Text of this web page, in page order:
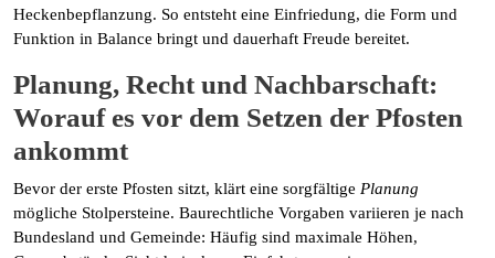
Heckenbepflanzung. So entsteht eine Einfriedung, die Form und
Funktion in Balance bringt und dauerhaft Freude bereitet.
Planung, Recht und Nachbarschaft:
Worauf es vor dem Setzen der Pfosten
ankommt
Bevor der erste Pfosten sitzt, klärt eine sorgfältige Planung
mögliche Stolpersteine. Baurechtliche Vorgaben variieren je nach
Bundesland und Gemeinde: Häufig sind maximale Höhen,